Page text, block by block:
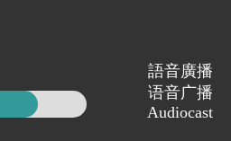
語音廣播
语音广播
Audiocast